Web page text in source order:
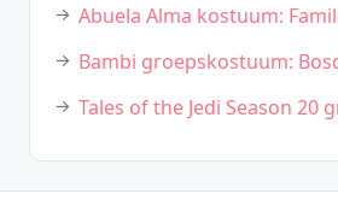
Abuela Alma kostuum:
Bambi groepskostuum:
Tales of the Jedi Season 20